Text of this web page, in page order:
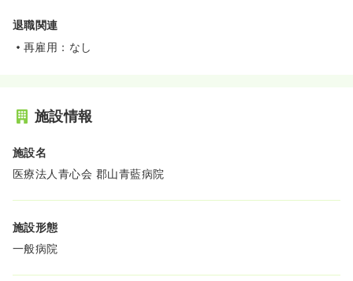
退職関連
再雇用：なし
施設情報
施設名
医療法人青心会 郡山青藍病院
施設形態
一般病院